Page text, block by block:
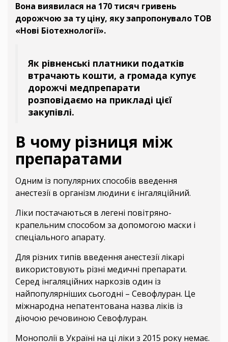
Вона виявилася на 170 тисяч гривень
дорожчою за ту ціну, яку запропонувало ТОВ
«Нові Біотехнології».
Як рівненські платники податків
втрачають кошти, а громада купує
дорожчі медпрепарати
розповідаємо на прикладі цієї
закупівлі.
В чому різниця між
препаратами
Одним із популярних способів введення
анестезії в організм людини є інгаляційний.
Ліки постачаються в легені повітряно-
крапельним способом за допомогою маски і
спеціального апарату.
Для різних типів введення анестезії лікарі
використовують різні медичні препарати.
Серед інгаляційних наркозів один із
найпопулярніших сьогодні – Севофлуран. Це
міжнародна непатентована назва ліків із
діючою речовиною Cевофлуран.
Монополії в Україні на ці ліки з 2015 року немає.